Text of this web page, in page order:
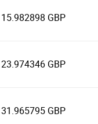
15.982898 GBP
23.974346 GBP
31.965795 GBP